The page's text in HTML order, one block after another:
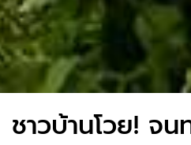
ชาวบ้านโวย! จน